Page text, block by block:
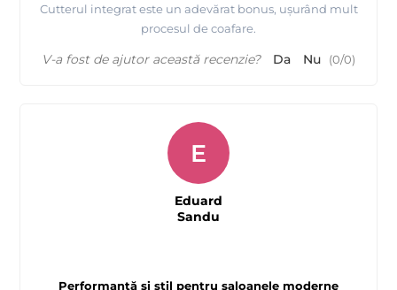
Cutterul integrat este un adevărat bonus, ușurând mult
procesul de coafare.
V-a fost de ajutor această recenzie? Da Nu (0/0)
Performanță și stil pentru saloanele moderne
E
Eduard
Sandu